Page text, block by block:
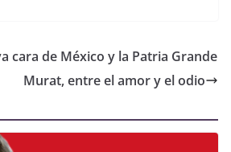
cara de México y la Patria Grande
Murat, entre el amor y el odio